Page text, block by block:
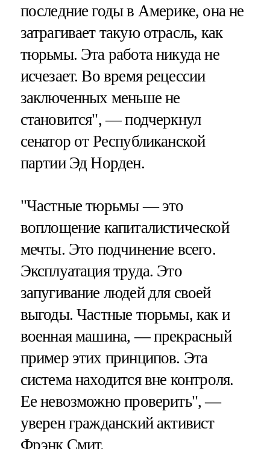
последние годы в Америке, она не
затрагивает такую отрасль, как
тюрьмы. Эта работа никуда не
исчезает. Во время рецессии
заключенных меньше не
становится", — подчеркнул
сенатор от Республиканской
партии Эд Норден.
"Частные тюрьмы — это
воплощение капиталистической
мечты. Это подчинение всего.
Эксплуатация труда. Это
запугивание людей для своей
выгоды. Частные тюрьмы, как и
военная машина, — прекрасный
пример этих принципов. Эта
система находится вне контроля.
Ее невозможно проверить", —
уверен гражданский активист
Фрэнк Смит.